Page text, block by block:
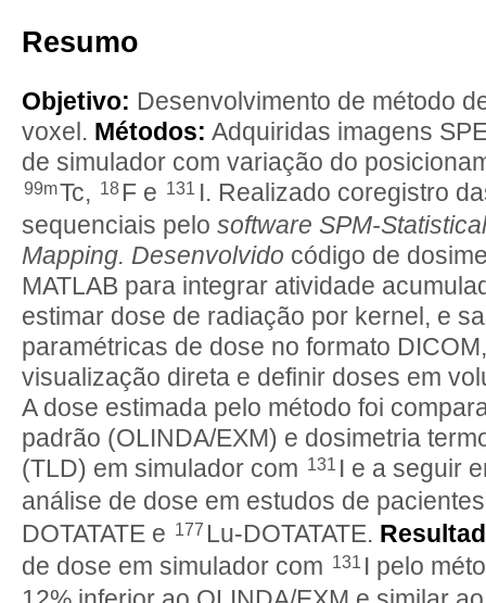
Resumo
Objetivo: Desenvolvimento de método
voxel. Métodos: Adquiridas imagens
de simulador com variação do
99mTc, 18 F e 131 I. Realizado coregistro
sequenciais pelo software SPM-
Mapping. Desenvolvido código de
MATLAB para integrar atividade
estimar dose de radiação por kernel, e
paramétricas de dose no formato
visualização direta e definir doses em
A dose estimada pelo método foi
padrão (OLINDA/EXM) e dosimetria
(TLD) em simulador com 131 I e a seguir
análise de dose em estudos de
DOTATATE e 177 Lu-DOTATATE.
de dose em simulador com 131 I pelo